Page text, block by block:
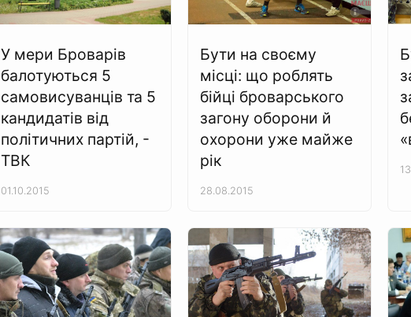
У мери Броварів
балотуються 5
самовисуванців та 5
кандидатів від
політичних партій, -
ТВК
01.10.2015
Бути на своєму
місці: що роблять
бійці броварського
загону оборони й
охорони уже майже
рік
28.08.2015